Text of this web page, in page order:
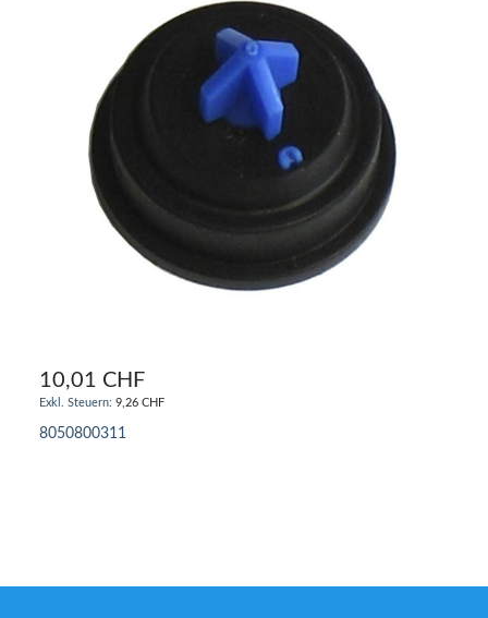
10,01 CHF
9,26 CHF
8050800311